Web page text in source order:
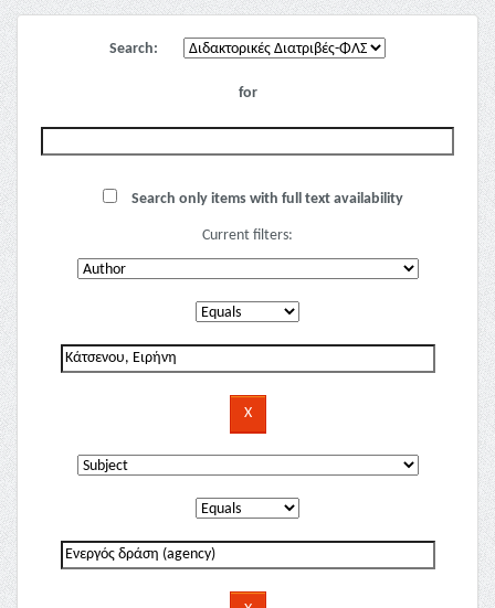
Search:
for
Search only items with full text availability
Current filters: